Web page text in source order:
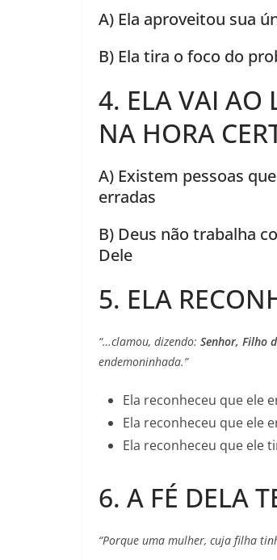
A) Ela aproveitou sua
B) Ela tira o foco do
4. ELA VAI AO
NA HORA
A) Existem pessoas
erradas
B) Deus não trabalha
Dele
5. ELA
“…clamou, dizendo: Senhor, Filho
endemoninhada.”
Ela reconheceu que ele
Ela reconheceu que ele
Ela reconheceu que ele
6. A FÉ DELA
“Porque uma mulher, cuja filha